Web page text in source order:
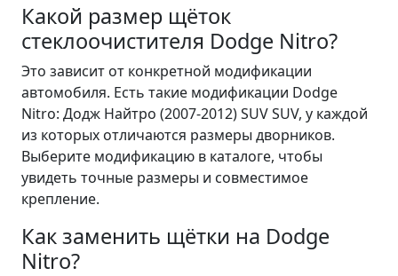
Какой размер щёток
стеклоочистителя Dodge Nitro?
Это зависит от конкретной модификации
автомобиля. Есть такие модификации Dodge
Nitro: Додж Найтро (2007-2012) SUV SUV, у каждой
из которых отличаются размеры дворников.
Выберите модификацию в каталоге, чтобы
увидеть точные размеры и совместимое
крепление.
Как заменить щётки на Dodge
Nitro?